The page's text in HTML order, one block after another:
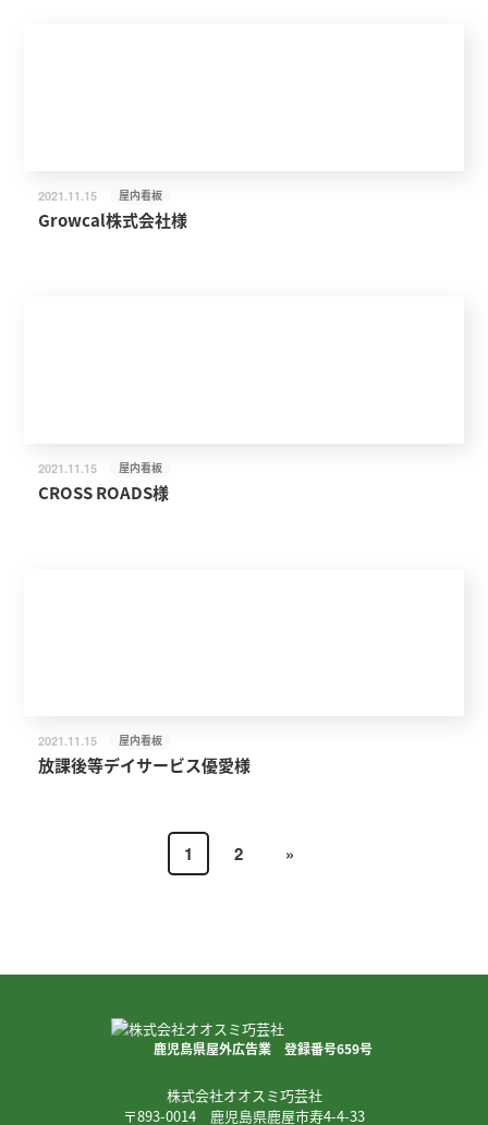
2021.11.15 屋内看板
Growcal株式会社様
2021.11.15 屋内看板
CROSS ROADS様
2021.11.15 屋内看板
放課後等デイサービス優愛様
1 2 »
鹿児島県屋外広告業 登録番号659号
株式会社オオスミ巧芸社
〒893-0014 鹿児島県鹿屋市寿4-4-33